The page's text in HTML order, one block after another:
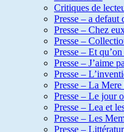
Critiques de
Presse – a defaut
Presse – Chez
Presse –
Presse – Et
Presse – J’aime
Presse –
Presse – La
Presse – Le jour
Presse – Lea et
Presse – Les
Presse –